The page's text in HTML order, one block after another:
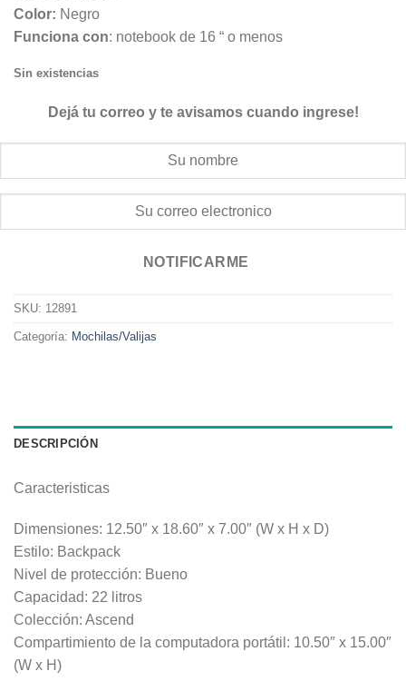
Color: Negro
Funciona con: notebook de 16 “ o menos
Sin existencias
Dejá tu correo y te avisamos cuando ingrese!
NOTIFICARME
SKU: 12891
Categoría: Mochilas/Valijas
DESCRIPCIÓN
Caracteristicas
Dimensiones: 12.50″ x 18.60″ x 7.00″ (W x H x D)
Estilo: Backpack
Nivel de protección: Bueno
Capacidad: 22 litros
Colección: Ascend
Compartimiento de la computadora portátil: 10.50″ x 15.00″
(W x H)